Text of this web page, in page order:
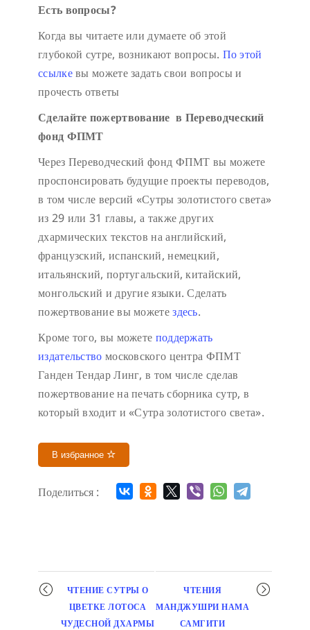
Есть вопросы?
Когда вы читаете или думаете об этой
глубокой сутре, возникают вопросы. По этой
ссылкевы можете задать свои вопросы и
прочесть ответы
Сделайте пожертвование в Переводческий
фонд ФПМТ
Через Переводческий фонд ФПМТ вы можете
проспонсировать будущие проекты переводов,
в том числе версий «Сутры золотистого света»
из 29 или 31 главы, а также других
дхармических текстов на английский,
французский, испанский, немецкий,
итальянский, португальский, китайский,
монгольский и другие языки. Сделать
пожертвование вы можетездесь.
Кроме того, вы можете поддержать
издательство московского центра ФПМТ
Ганден Тендар Линг, в том числе сделав
пожертвование на печать сборника сутр, в
который входит и «Сутра золотистого света».
В избранное
Поделиться :
Мероприятие
навигация
ЧТЕНИЕ СУТРЫ О
ЦВЕТКЕ ЛОТОСА
ЧУДЕСНОЙ ДХАРМЫ
ЧТЕНИЯ
МАНДЖУШРИ НАМА
САМГИТИ